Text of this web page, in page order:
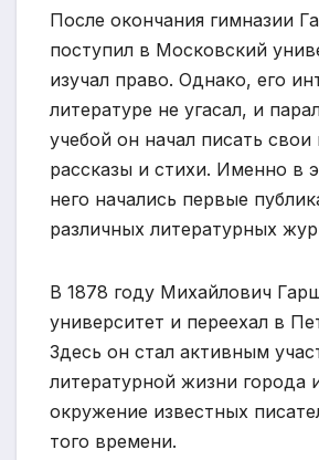
После окончания гимназии
поступил в Московский
изучал право. Однако, его
литературе не угасал, и
учебой он начал писать свои
рассказы и стихи. Именно в
него начались первые
различных литературных
В 1878 году Михайлович
университет и переехал в
Здесь он стал активным
литературной жизни города
окружение известных
того времени.